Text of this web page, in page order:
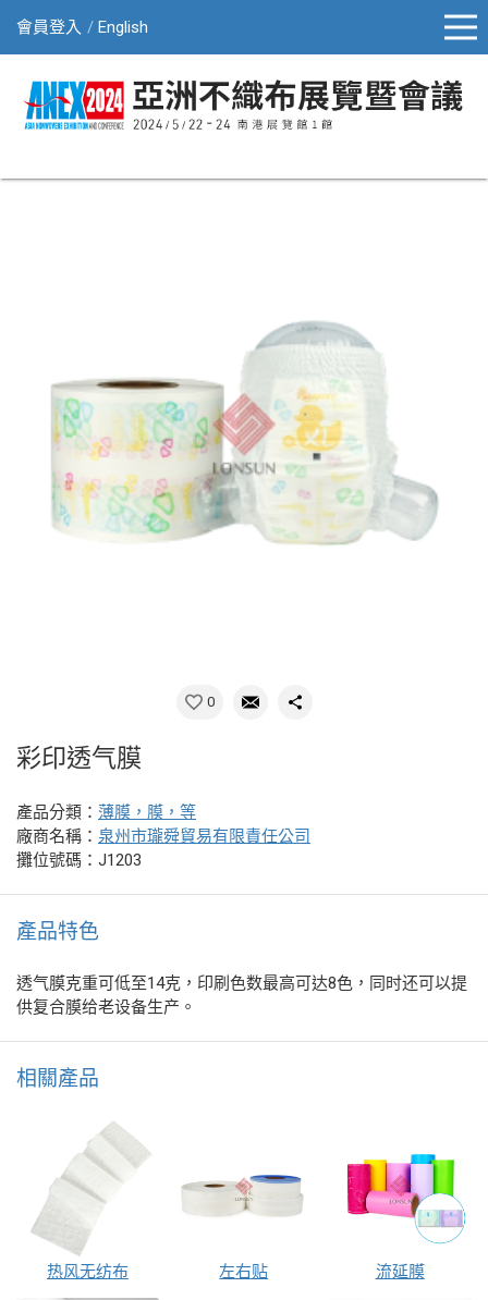
會員登入 English
0
彩印透气膜
產品分類： 薄膜，膜，等
廠商名稱： 泉州市瓏舜貿易有限責任公司
攤位號碼：J1203
產品特色
透气膜克重可低至14克，印刷色数最高可达8色，同时还可以提
供复合膜给老设备生产。
相關產品
热风无纺布 左右贴 流延膜